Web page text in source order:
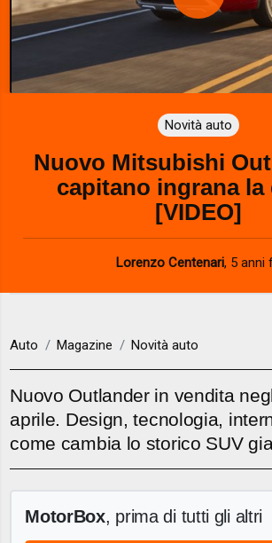
P
l
a
y
V
i
d
e
Novità auto
Nuovo Mitsubishi
capitano ingrana la
[VIDEO]
Lorenzo Centenari, 5 anni
Auto Magazine Novità auto
Nuovo Outlander in vendita
aprile. Design, tecnologia,
come cambia lo storico SUV
MotorBox, prima di tutti gli altri